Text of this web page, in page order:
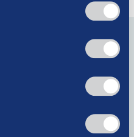
branchenieuws. Schrijf je
artikelen!